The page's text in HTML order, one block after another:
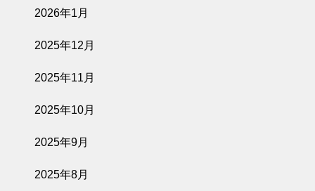
2026年1月
2025年12月
2025年11月
2025年10月
2025年9月
2025年8月